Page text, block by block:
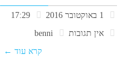
אין תגובות
benni
קרא עוד ←